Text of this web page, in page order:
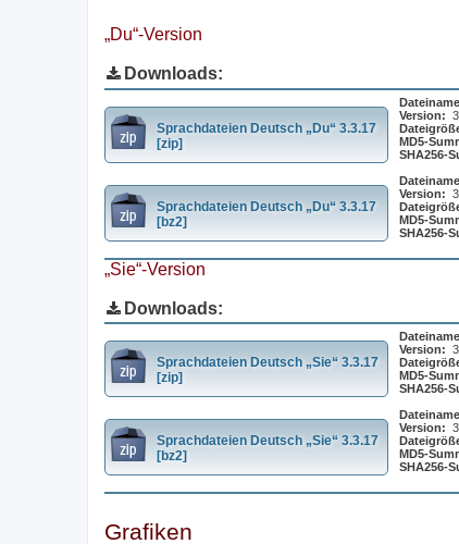
„Du“-Version
Downloads:
Sprachdateien Deutsch „Du“ 3.3.17
[zip]
Version:
MD5-
SHA256-
Sprachdateien Deutsch „Du“ 3.3.17
[bz2]
Version:
MD5-
SHA256-
„Sie“-Version
Downloads:
Sprachdateien Deutsch „Sie“ 3.3.17
[zip]
Version:
MD5-
SHA256-
Sprachdateien Deutsch „Sie“ 3.3.17
[bz2]
Version:
MD5-
SHA256-
Grafiken